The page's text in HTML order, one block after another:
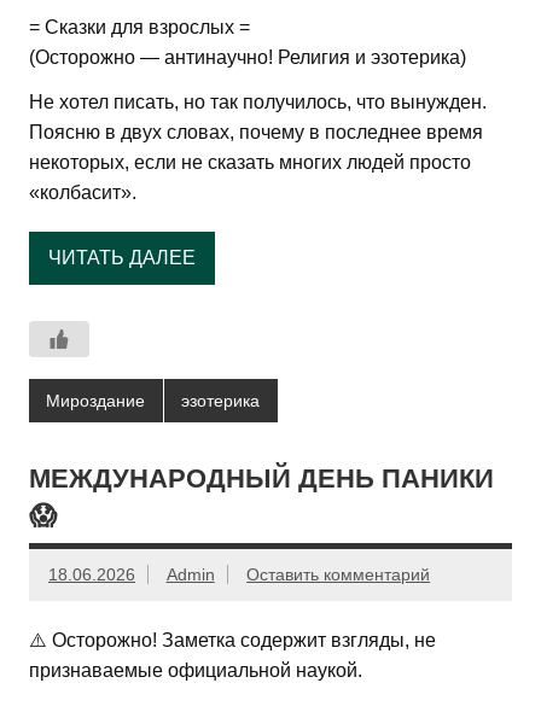
= Сказки для взрослых =
(Осторожно — антинаучно! Религия и эзотерика)
Не хотел писать, но так получилось, что вынужден.
Поясню в двух словах, почему в последнее время
некоторых, если не сказать многих людей просто
«колбасит».
ЧИТАТЬ ДАЛЕЕ
Мироздание эзотерика
МЕЖДУНАРОДНЫЙ ДЕНЬ ПАНИКИ
😱
18.06.2026 Admin Оставить комментарий
⚠️ Осторожно! Заметка содержит взгляды, не
признаваемые официальной наукой.